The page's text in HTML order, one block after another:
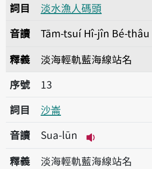
詞目
淡水漁人碼頭
音讀
Tām-tsuí Hî-jîn Bé-thâu
釋義
淡海輕軌藍海線站名
序號13沙崙
序號
13
詞目
沙崙
音讀
Sua-lūn
播放音讀
釋義
淡海輕軌藍海線站名